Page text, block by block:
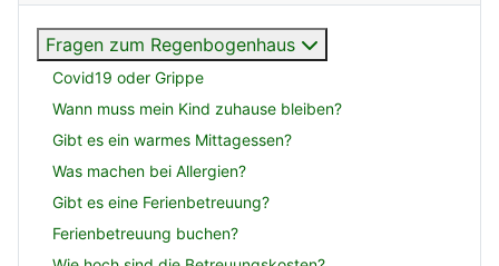
Fragen zum Regenbogenhaus
Covid19 oder Grippe
Wann muss mein Kind zuhause bleiben?
Gibt es ein warmes Mittagessen?
Was machen bei Allergien?
Gibt es eine Ferienbetreuung?
Ferienbetreuung buchen?